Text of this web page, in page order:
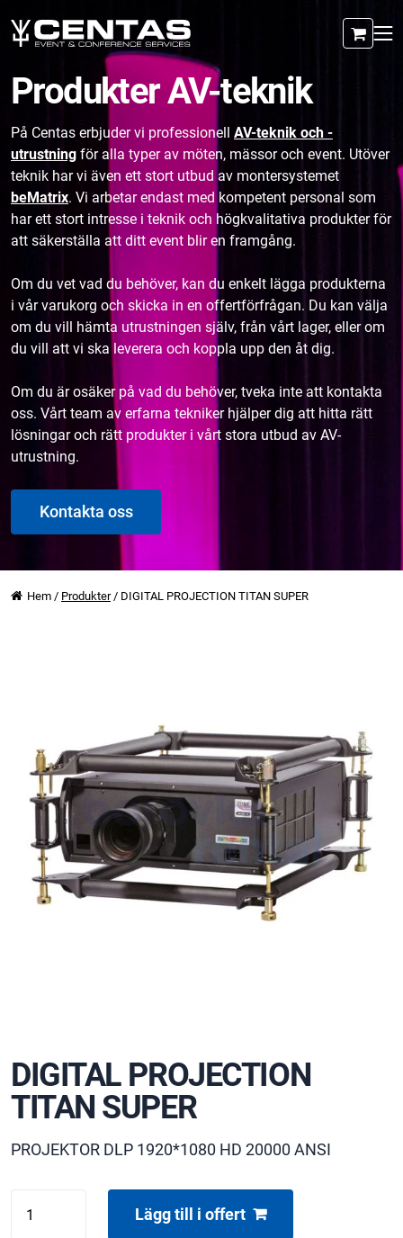
Produkter AV-teknik
På Centas erbjuder vi professionell AV-teknik och -
utrustning för alla typer av möten, mässor och event. Utöver
teknik har vi även ett stort utbud av montersystemet
beMatrix. Vi arbetar endast med kompetent personal som
har ett stort intresse i teknik och högkvalitativa produkter för
att säkerställa att ditt event blir en framgång.
Om du vet vad du behöver, kan du enkelt lägga produkterna
i vår varukorg och skicka in en offertförfrågan. Du kan välja
om du vill hämta utrustningen själv, från vårt lager, eller om
du vill att vi ska leverera och koppla upp den åt dig.
Om du är osäker på vad du behöver, tveka inte att kontakta
oss. Vårt team av erfarna tekniker hjälper dig att hitta rätt
lösningar och rätt produkter i vårt stora utbud av AV-
utrustning.
Kontakta oss
Hem / Produkter/ DIGITAL PROJECTION TITAN SUPER
DIGITAL PROJECTION
TITAN SUPER
PROJEKTOR DLP 1920*1080 HD 20000 ANSI
PROJECTION
Lägg till i offert